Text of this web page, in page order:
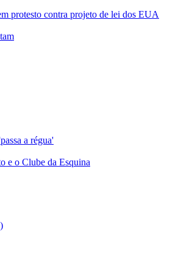
protesto contra projeto de lei dos EUA
a régua'
e o Clube da Esquina